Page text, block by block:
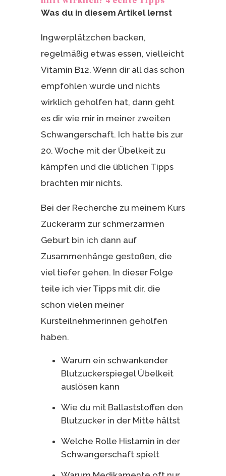
Was du in diesem Artikel lernst
Ingwerplätzchen backen,
regelmäßig etwas essen, vielleicht
Vitamin B12. Wenn dir all das schon
empfohlen wurde und nichts
wirklich geholfen hat, dann geht
es dir wie mir in meiner zweiten
Schwangerschaft. Ich hatte bis zur
20. Woche mit der Übelkeit zu
kämpfen und die üblichen Tipps
brachten mir nichts.
Bei der Recherche zu meinem Kurs
Zuckerarm zur schmerzarmen
Geburt bin ich dann auf
Zusammenhänge gestoßen, die
viel tiefer gehen. In dieser Folge
teile ich vier Tipps mit dir, die
schon vielen meiner
Kursteilnehmerinnen geholfen
haben.
Warum ein schwankender
Blutzuckerspiegel Übelkeit
auslösen kann
Wie du mit Ballaststoffen den
Blutzucker in der Mitte hältst
Welche Rolle Histamin in der
Schwangerschaft spielt